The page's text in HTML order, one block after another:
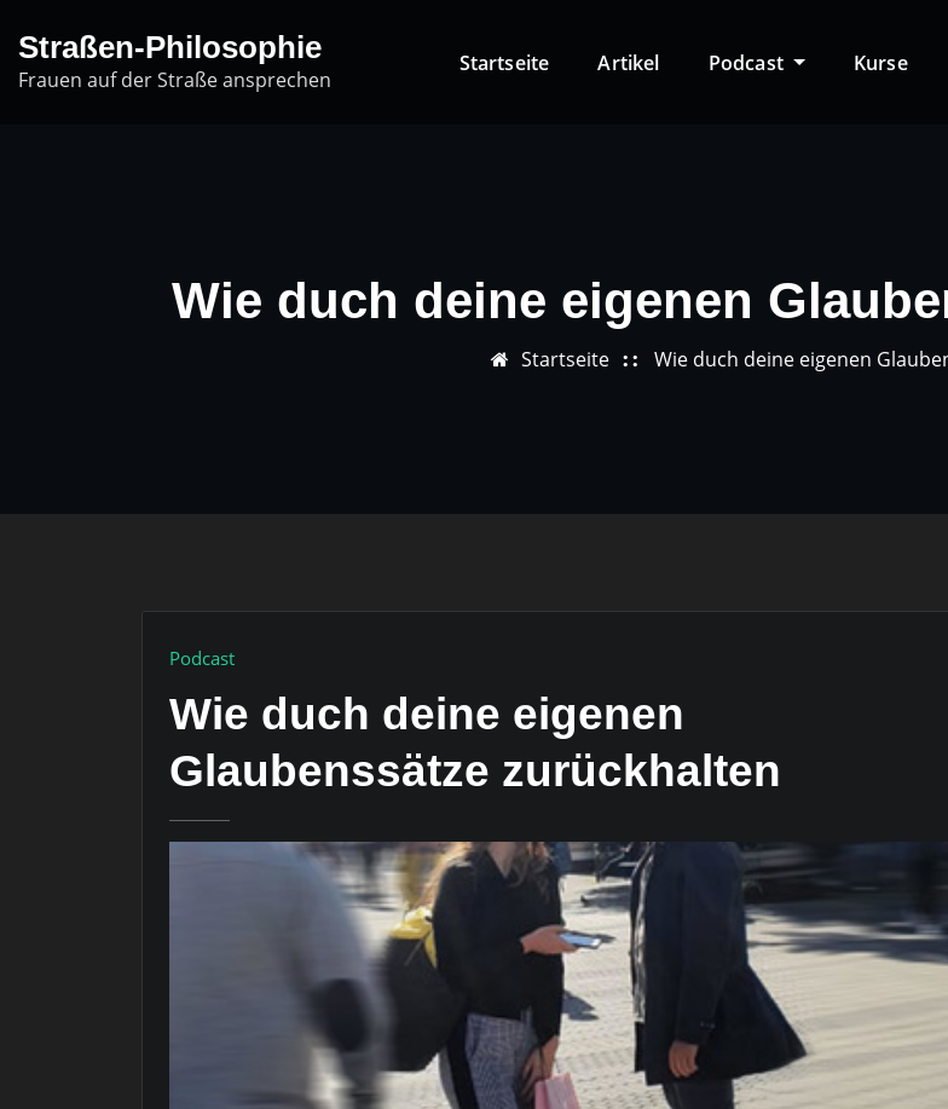
content
Straßen-Philosophie
Frauen auf der Straße ansprechen
Startseite Artikel Podcast Kurse
Wie duch deine eigenen
Startseite Wie duch deine eigenen
Podcast
Wie duch deine eigenen
Glaubenssätze zurückhalten